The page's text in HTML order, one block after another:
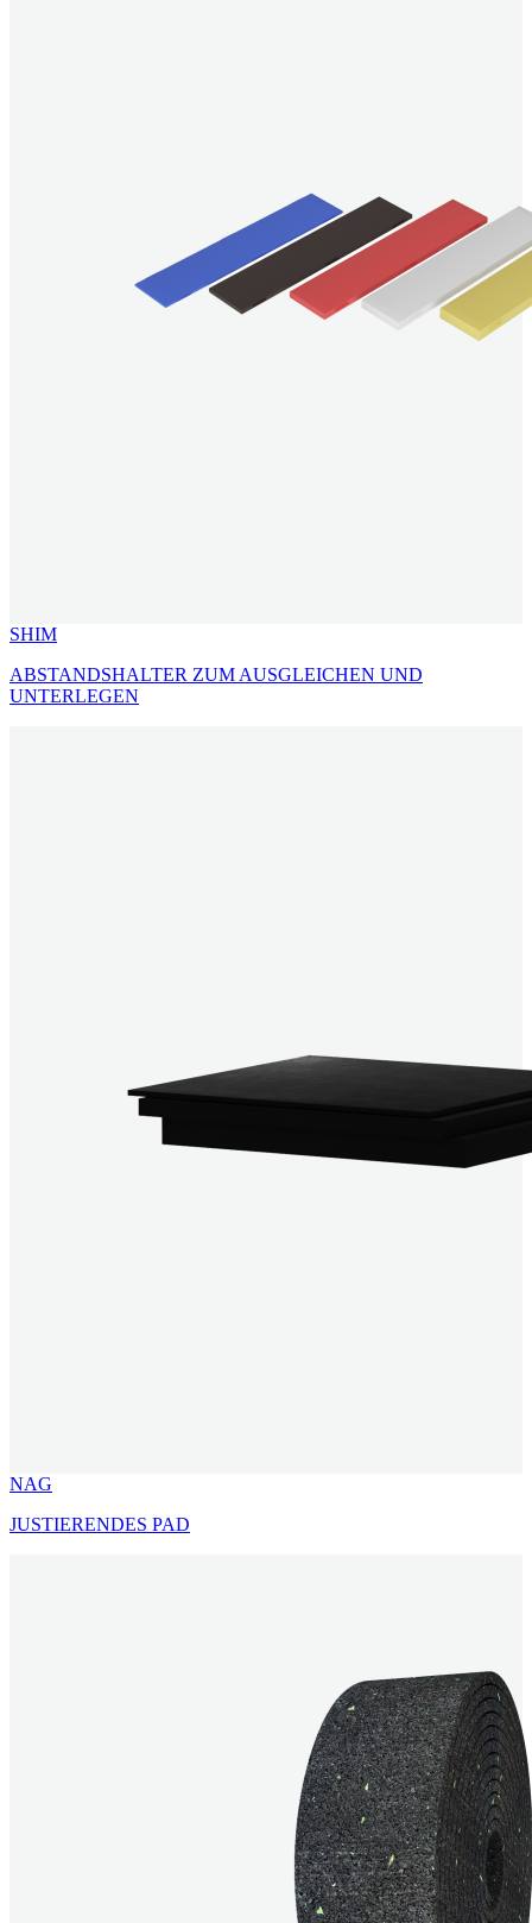
SHIM
ABSTANDSHALTER ZUM AUSGLEICHEN UND
UNTERLEGEN
NAG
JUSTIERENDES PAD